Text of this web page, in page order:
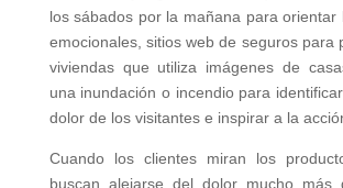
los sábados por la mañana para orientar
emocionales, sitios web de seguros para
viviendas que utiliza imágenes de
una inundación o incendio para
dolor de los visitantes e inspirar a la
Cuando los clientes miran los
buscan alejarse del dolor mucho más